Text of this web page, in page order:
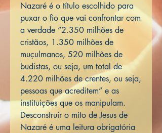
Nazaré é o título escolhido para
puxar o fio que vai confrontar com
a verdade “2.350 milhões de
cristãos, 1.350 milhões de
muçulmanos, 520 milhões de
budistas, ou seja, um total de
4.220 milhões de crentes, ou seja,
pessoas que acreditem” e as
instituições que os manipulam.
Desconstruir o mito de Jesus de
Nazaré é uma leitura obrigatória